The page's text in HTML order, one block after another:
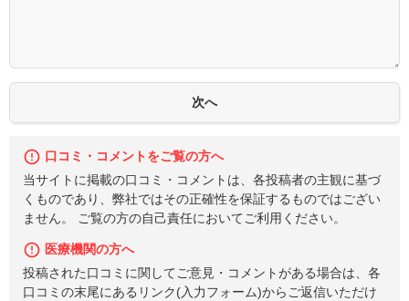
口コミ・コメントをご覧の方へ
当サイトに掲載の口コミ・コメントは、各投稿者の主観に基づ
くものであり、弊社ではその正確性を保証するものではござい
ません。 ご覧の方の自己責任においてご利用ください。
医療機関の方へ
投稿された口コミに関してご意見・コメントがある場合は、各
口コミの末尾にあるリンク(入力フォーム)からご返信いただけ